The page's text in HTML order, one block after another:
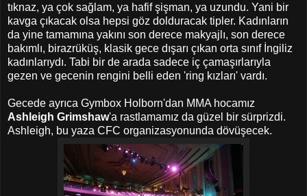
tıknaz, ya çok sağlam, ya hafif şişman, ya uzundu. Yani bir
kavga çıkacak olsa hepsi göz dolduracak tipler. Kadınların
da yine tamamına yakını son derece makyajlı, son derece
bakımlı, birazrüküş, klasik gece dışarı çıkan orta sınıf İngiliz
kadınlarıydı. Tabi bir de arada sadece iç çamaşırlarıyla
gezen ve gecenin rengini belli eden 'ring kızları' vardı.
Gecede ayrıca Gymbox Holborn'dan MMA hocamız
Ashleigh Grimshaw'a rastlamamız da güzel bir sürprizdi.
Ashleigh, bu yaza CFC organizasyonunda dövüşecek.